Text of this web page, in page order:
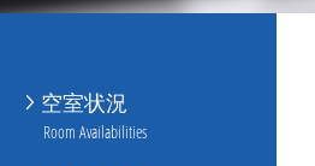
空室状況
Room Availabilities